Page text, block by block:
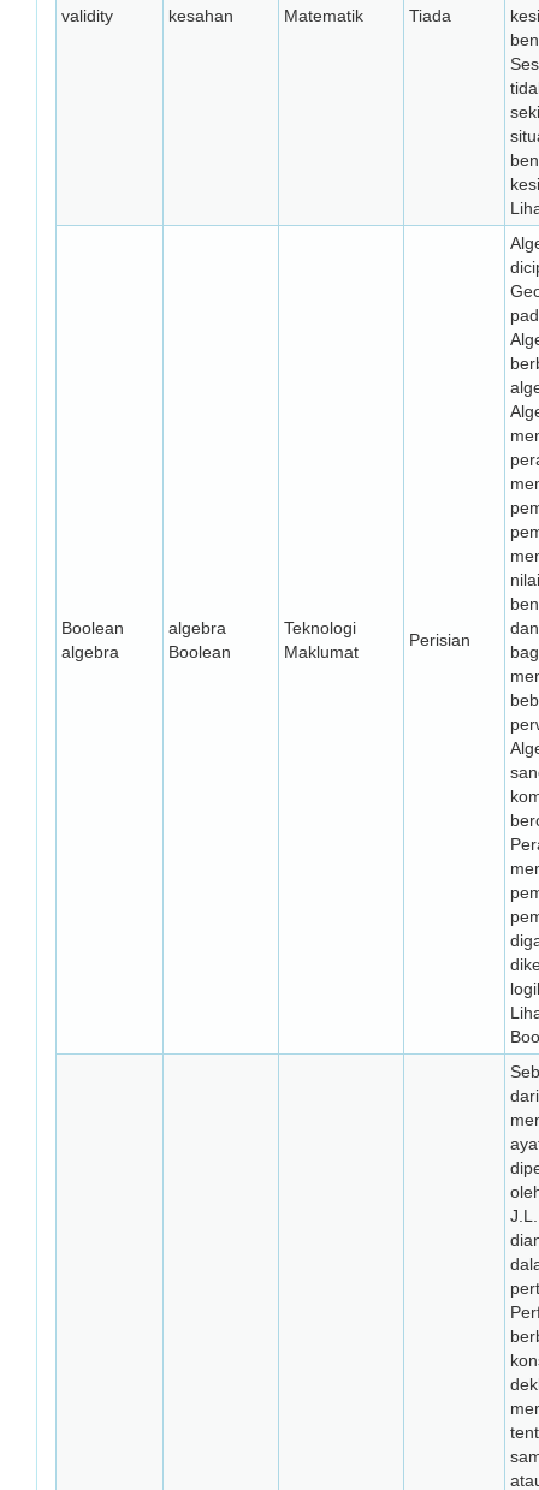
validity kesahan Matematik Tiada
Boolean
algebra
algebra
Boolean
Teknologi
Maklumat
Perisian